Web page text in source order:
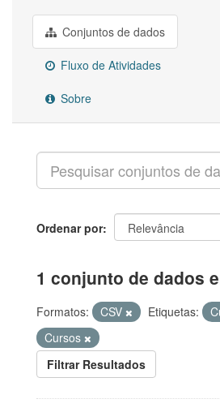
Conjuntos de dados
Fluxo de Atividades
Sobre
Ordenar por
1 conjunto de dados
Formatos: CSV Etiquetas:
Cursos
Filtrar Resultados